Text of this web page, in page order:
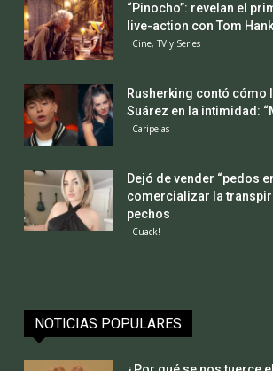
“Pinocho”: revelan el
live-action con Tom
Cine, TV y Series
Rusherking contó cómo
Suárez en la intimidad:
Caripelas
Dejó de vender “pedos
comercializar la
pechos
Cuack!
NOTICIAS POPULARES